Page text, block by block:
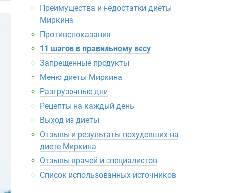
Преимущества и недостатки диеты
Миркина
Противопоказания
11 шагов в правильному весу
Запрещенные продукты
Меню диеты Миркина
Разгрузочные дни
Рецепты на каждый день
Выход из диеты
Отзывы и результаты похудевших на
диете Миркина
Отзывы врачей и специалистов
Список использованных источников